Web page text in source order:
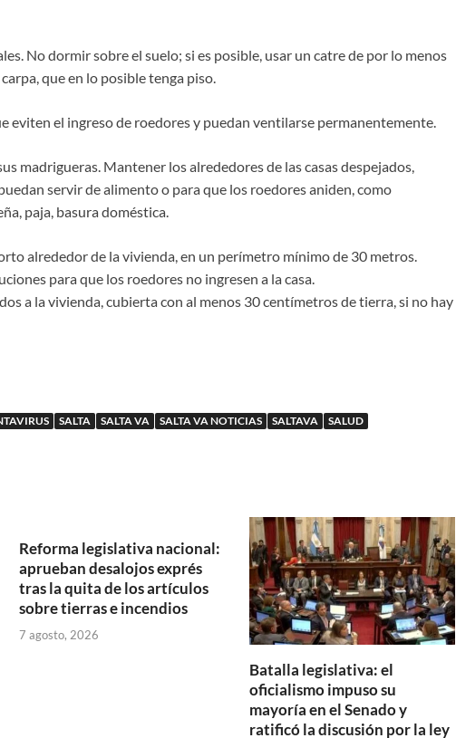
No dormir sobre el suelo; si es posible, usar un catre de por lo menos
que en lo posible tenga piso.
eviten el ingreso de roedores y puedan ventilarse permanentemente.
madrigueras. Mantener los alrededores de las casas despejados,
servir de alimento o para que los roedores aniden, como
paja, basura doméstica.
alrededor de la vivienda, en un perímetro mínimo de 30 metros.
para que los roedores no ingresen a la casa.
a la vivienda, cubierta con al menos 30 centímetros de tierra, si no hay
SALTA SALTA VA SALTA VA NOTICIAS SALTAVA SALUD
Reforma legislativa nacional:
aprueban desalojos exprés
tras la quita de los artículos
sobre tierras e incendios
7 agosto, 2026
Batalla legislativa: el
oficialismo impuso su
mayoría en el Senado y
ratificó la discusión por la ley